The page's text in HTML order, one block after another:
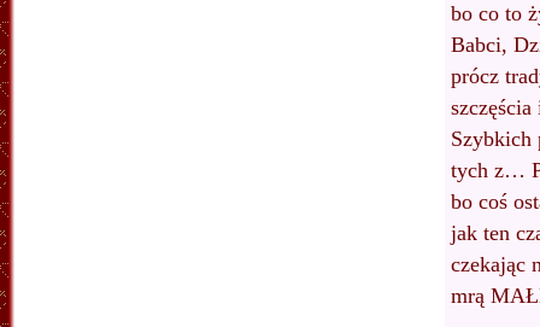
bo co to
Babci,
prócz
Szybkich
tych z…
bo coś
jak ten
czekając
mrą